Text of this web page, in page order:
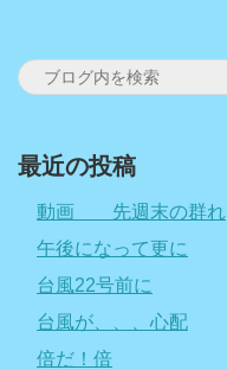
最近の投稿
動画 先週末の群れ
午後になって更に
台風22号前に
台風が、、、心配
倍だ！倍